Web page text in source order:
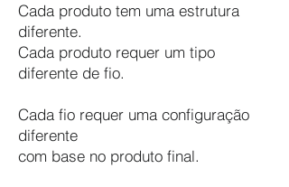
Cada produto tem uma estrutura
diferente.
Cada produto requer um tipo
diferente de fio.
Cada fio requer uma configuração
diferente
com base no produto final.